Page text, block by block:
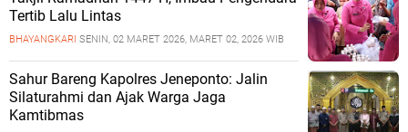
Tertib Lalu Lintas
BHAYANGKARI SENIN, 02 MARET 2026, MARET 02, 2026 WIB
Sahur Bareng Kapolres Jeneponto: Jalin
Silaturahmi dan Ajak Warga Jaga
Kamtibmas